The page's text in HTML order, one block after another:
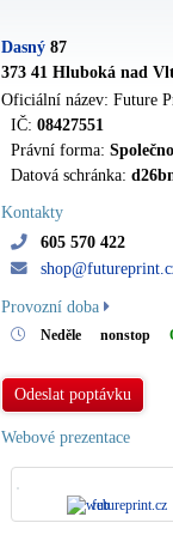
Dasný 87
373 41 Hluboká nad
Oficiální název: Future
IČ: 08427551
Právní forma:
Datová schránka:
Kontakty
605 570 422
Provozní doba
Neděle nonstop
Odeslat poptávku
Webové prezentace
futureprint.cz